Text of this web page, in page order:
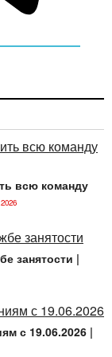
всю команду
занятости |
с 19.06.2026 |